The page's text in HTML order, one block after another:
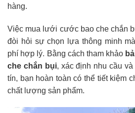
hàng.
Việc mua lưới cước bao che chắn
đòi hỏi sự chọn lựa thông minh
phí hợp lý. Bằng cách tham khảo
che chắn bụi, xác định nhu cầu
tín, bạn hoàn toàn có thể tiết kiệm
chất lượng sản phẩm.